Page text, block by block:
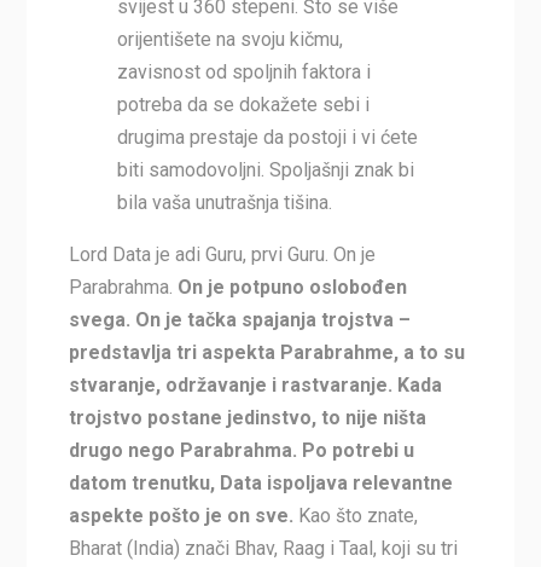
svijest u 360 stepeni. Što se više
orijentišete na svoju kičmu,
zavisnost od spoljnih faktora i
potreba da se dokažete sebi i
drugima prestaje da postoji i vi ćete
biti samodovoljni. Spoljašnji znak bi
bila vaša unutrašnja tišina.
Lord Data je adi Guru, prvi Guru. On je
Parabrahma. On je potpuno oslobođen
svega. On je tačka spajanja trojstva –
predstavlja tri aspekta Parabrahme, a to su
stvaranje, održavanje i rastvaranje. Kada
trojstvo postane jedinstvo, to nije ništa
drugo nego Parabrahma. Po potrebi u
datom trenutku, Data ispoljava relevantne
aspekte pošto je on sve. Kao što znate,
Bharat (India) znači Bhav, Raag i Taal, koji su tri